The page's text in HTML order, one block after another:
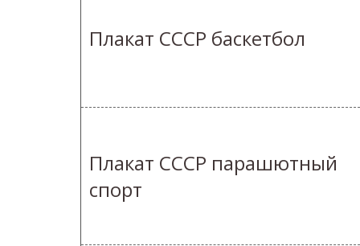
Плакат СССР баскетбол
Плакат СССР парашютный
спорт